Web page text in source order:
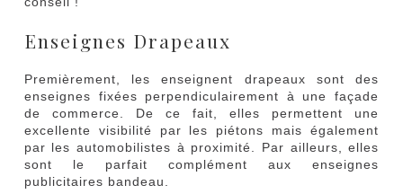
Enseignes Drapeaux
Premièrement, les enseignent drapeaux sont des
enseignes fixées perpendiculairement à une façade
de commerce. De ce fait, elles permettent une
excellente visibilité par les piétons mais également
par les automobilistes à proximité. Par ailleurs, elles
sont le parfait complément aux enseignes
publicitaires bandeau.